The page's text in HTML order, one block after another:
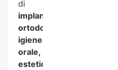
di
implantologia,
ortodonzia,
igiene
orale,
estetica